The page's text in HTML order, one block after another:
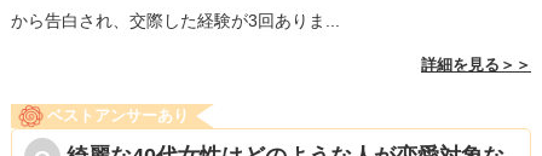
から告白され、交際した経験が3回ありま...
詳細を見る＞＞
ベストアンサーあり